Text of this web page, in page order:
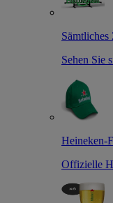
Sämtliches
Sehen Sie
Heineken-
Offizielle